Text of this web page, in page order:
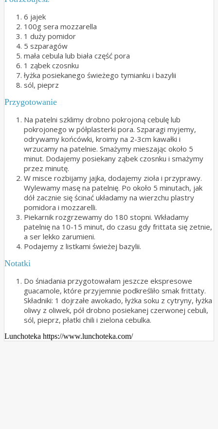
6 jajek
100g sera mozzarella
1 duży pomidor
5 szparagów
mała cebula lub biała część pora
1 ząbek czosnku
łyżka posiekanego świeżego tymianku i bazylii
sól, pieprz
Przygotowanie
Na patelni szklimy drobno pokrojoną cebulę lub
pokrojonego w półplasterki pora. Szparagi myjemy,
odrywamy końcówki, kroimy na 2-3cm kawałki i
wrzucamy na patelnie. Smażymy mieszając około 5
minut. Dodajemy posiekany ząbek czosnku i smażymy
przez minutę.
W misce rozbijamy jajka, dodajemy zioła i przyprawy.
Wylewamy masę na patelnię. Po około 5 minutach, jak
dół zacznie się ścinać układamy na wierzchu plastry
pomidora i mozzarelli.
Piekarnik rozgrzewamy do 180 stopni. Wkładamy
patelnię na 10-15 minut, do czasu gdy frittata się zetnie,
a ser lekko zarumieni.
Podajemy z listkami świeżej bazylii.
Notatki
Do śniadania przygotowałam jeszcze ekspresowe
guacamole, które przyjemnie podkreśliło smak frittaty.
Składniki: 1 dojrzałe awokado, łyżka soku z cytryny, łyżka
oliwy z oliwek, pół drobno posiekanej czerwonej cebuli,
sól, pieprz, płatki chili i zielona cebulka.
Lunchoteka https://www.lunchoteka.com/